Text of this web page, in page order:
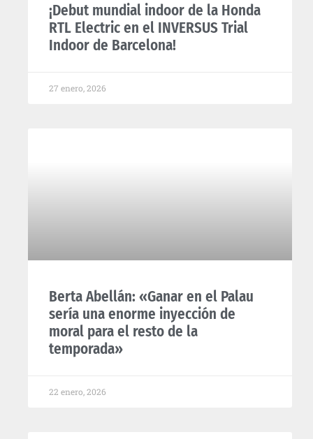
¡Debut mundial indoor de la Honda
RTL Electric en el INVERSUS Trial
Indoor de Barcelona!
27 enero, 2026
Berta Abellán: «Ganar en el Palau
sería una enorme inyección de
moral para el resto de la
temporada»
22 enero, 2026